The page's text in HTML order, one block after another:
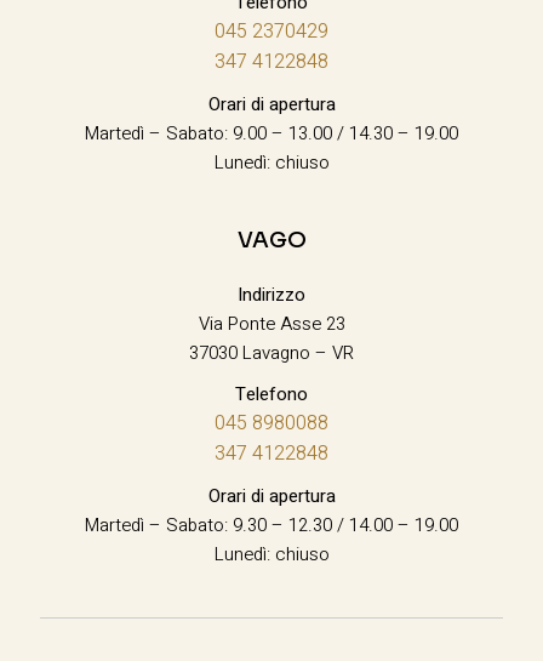
045 2370429
347 4122848
Orari di apertura
Martedì – Sabato: 9.00 – 13.00 / 14.30 – 19.00
Lunedì: chiuso
VAGO
Indirizzo
Via Ponte Asse 23
37030 Lavagno – VR
Telefono
045 8980088
347 4122848
Orari di apertura
Martedì – Sabato: 9.30 – 12.30 / 14.00 – 19.00
Lunedì: chiuso